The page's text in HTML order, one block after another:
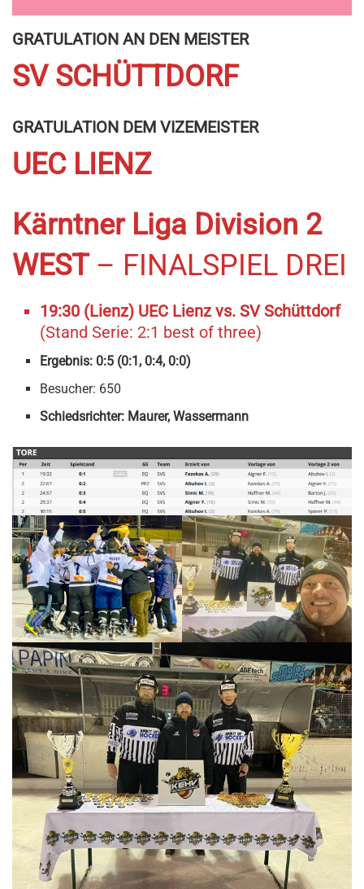
GRATULATION AN DEN MEISTER
SV SCHÜTTDORF
GRATULATION DEM VIZEMEISTER
UEC LIENZ
Kärntner Liga Division 2
WEST– FINALSPIEL DREI
19:30 (Lienz) UEC Lienz vs. SV Schüttdorf
(Stand Serie: 2:1 best of three)
Ergebnis: 0:5 (0:1, 0:4, 0:0)
Besucher: 650
Schiedsrichter: Maurer, Wassermann